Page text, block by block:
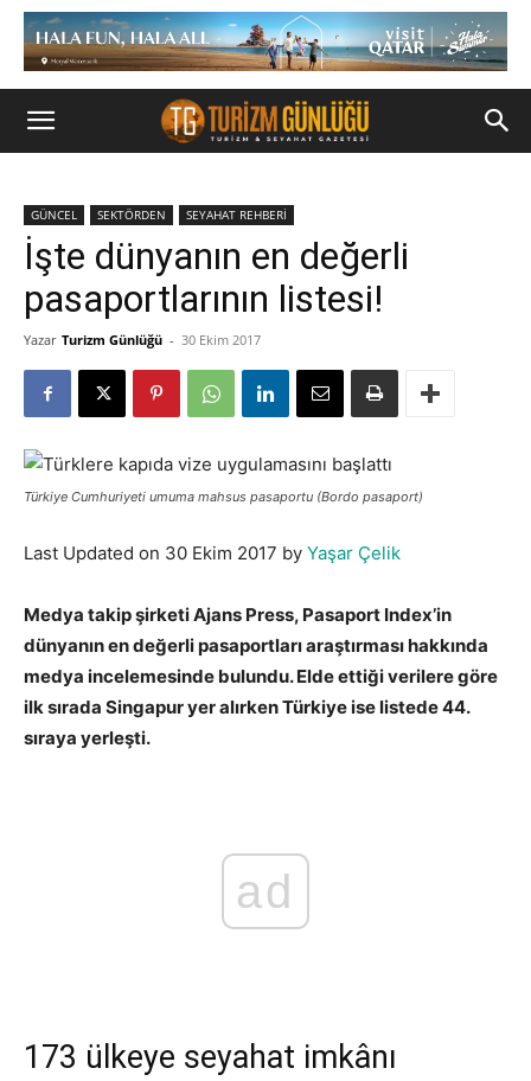
GÜNCEL SEKTÖRDEN SEYAHAT REHBERİ
İşte dünyanın en değerli
pasaportlarının listesi!
Yazar Turizm Günlüğü - 30 Ekim 2017
Türkiye Cumhuriyeti umuma mahsus pasaportu (Bordo pasaport)
Last Updated on 30 Ekim 2017 by Yaşar Çelik
Medya takip şirketi Ajans Press, Pasaport Index’in
dünyanın en değerli pasaportları araştırması hakkında
medya incelemesinde bulundu. Elde ettiği verilere göre
ilk sırada Singapur yer alırken Türkiye ise listede 44.
sıraya yerleşti.
ad
173 ülkeye seyahat imkânı